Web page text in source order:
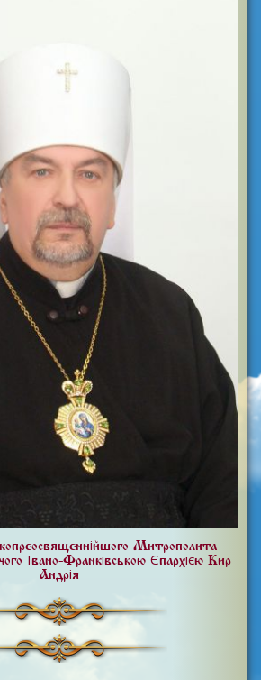
Митрополита
Івано-Франківською Єпархією Кир
Андрія